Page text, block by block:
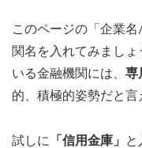
このページの「企業
関名を入れてみまし
いる金融機関には、 専
的、積極的姿勢だと言
試しに 「信用金庫」
と